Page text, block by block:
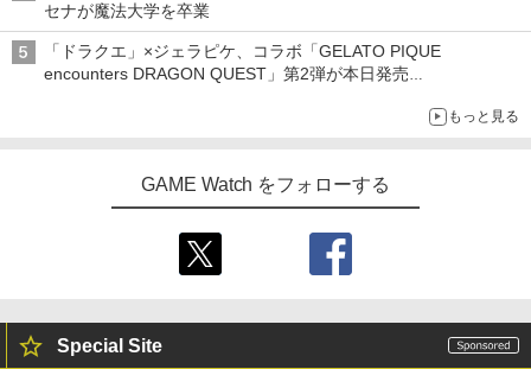
セナが魔法大学を卒業
「ドラクエ」×ジェラピケ、コラボ「GELATO PIQUE
encounters DRAGON QUEST」第2弾が本日発売
もっと見る
GAME Watch をフォローする
Special Site